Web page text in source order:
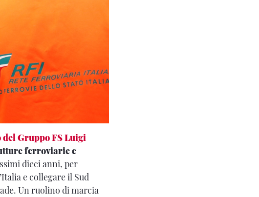
Gruppo FS Luigi
ferroviarie e
dieci anni, per
e collegare il Sud
Un ruolino di marcia